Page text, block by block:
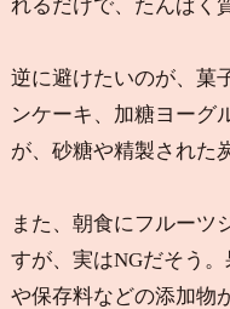
れるだけで、たんぱく
逆に避けたいのが、菓
ンケーキ、加糖ヨーグ
が、砂糖や精製された
また、朝食にフルーツ
すが、実はNGだそう
や保存料などの添加物